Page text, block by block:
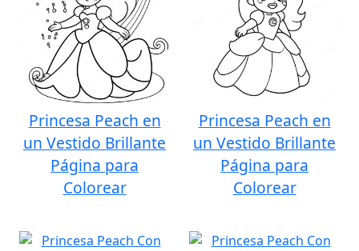
Princesa Peach en
un Vestido Brillante
Página para
Colorear
Princesa Peach en
un Vestido Brillante
Página para
Colorear